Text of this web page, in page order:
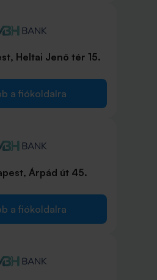
Heltai Jenő tér 15.
a fiókoldalra
Árpád út 45.
a fiókoldalra